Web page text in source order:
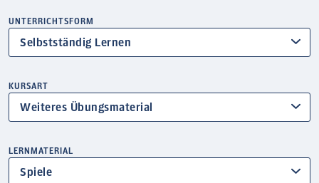
Selbstständig Lernen
UNTERRICHTSFORM
Weiteres Übungsmaterial
KURSART
Spiele
LERNMATERIAL